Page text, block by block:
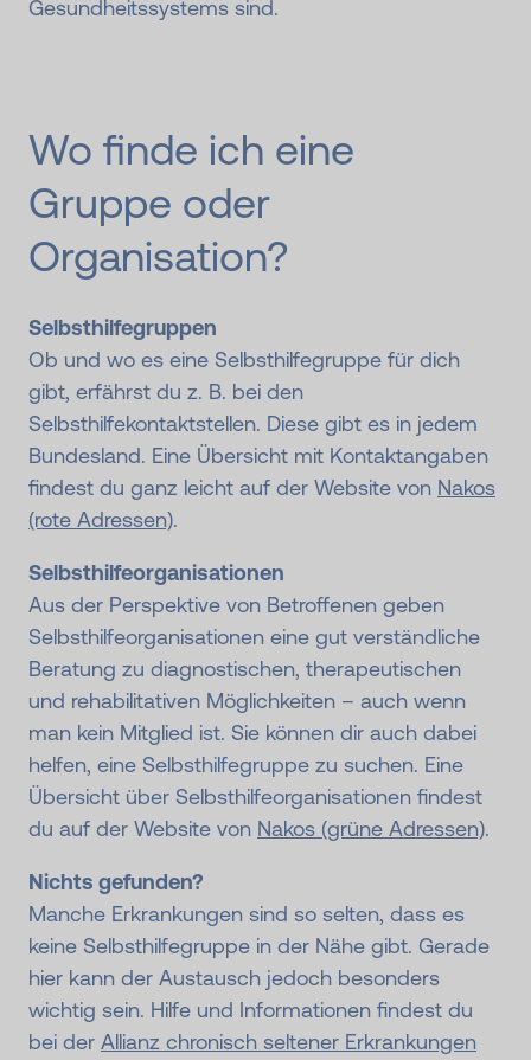
Gesundheitssystems sind.
Wo finde ich eine
Gruppe oder
Organisation?
Selbsthilfegruppen
Ob und wo es eine Selbsthilfegruppe für dich
gibt, erfährst du z. B. bei den
Selbsthilfekontaktstellen. Diese gibt es in jedem
Bundesland. Eine Übersicht mit Kontaktangaben
findest du ganz leicht auf der Website von Nakos
(rote Adressen).
Selbsthilfeorganisationen
Aus der Perspektive von Betroffenen geben
Selbsthilfeorganisationen eine gut verständliche
Beratung zu diagnostischen, therapeutischen
und rehabilitativen Möglichkeiten – auch wenn
man kein Mitglied ist. Sie können dir auch dabei
helfen, eine Selbsthilfegruppe zu suchen. Eine
Übersicht über Selbsthilfeorganisationen findest
du auf der Website von Nakos (grüne Adressen).
Nichts gefunden?
Manche Erkrankungen sind so selten, dass es
keine Selbsthilfegruppe in der Nähe gibt. Gerade
hier kann der Austausch jedoch besonders
wichtig sein. Hilfe und Informationen findest du
bei der Allianz chronisch seltener Erkrankungen